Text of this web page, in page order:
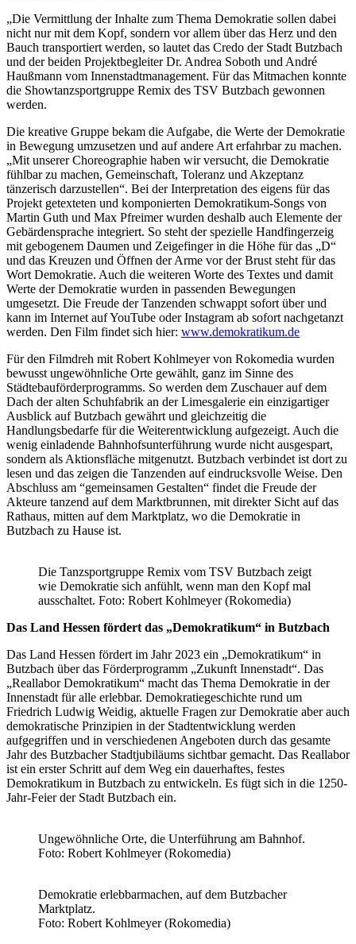
„Die Vermittlung der Inhalte zum Thema Demokratie sollen dabei
nicht nur mit dem Kopf, sondern vor allem über das Herz und den
Bauch transportiert werden, so lautet das Credo der Stadt Butzbach
und der beiden Projektbegleiter Dr. Andrea Soboth und André
Haußmann vom Innenstadtmanagement. Für das Mitmachen konnte
die Showtanzsportgruppe Remix des TSV Butzbach gewonnen
werden.
Die kreative Gruppe bekam die Aufgabe, die Werte der Demokratie
in Bewegung umzusetzen und auf andere Art erfahrbar zu machen.
„Mit unserer Choreographie haben wir versucht, die Demokratie
fühlbar zu machen, Gemeinschaft, Toleranz und Akzeptanz
tänzerisch darzustellen“. Bei der Interpretation des eigens für das
Projekt getexteten und komponierten Demokratikum-Songs von
Martin Guth und Max Pfreimer wurden deshalb auch Elemente der
Gebärdensprache integriert. So steht der spezielle Handfingerzeig
mit gebogenem Daumen und Zeigefinger in die Höhe für das „D“
und das Kreuzen und Öffnen der Arme vor der Brust steht für das
Wort Demokratie. Auch die weiteren Worte des Textes und damit
Werte der Demokratie wurden in passenden Bewegungen
umgesetzt. Die Freude der Tanzenden schwappt sofort über und
kann im Internet auf YouTube oder Instagram ab sofort nachgetanzt
werden. Den Film findet sich hier: www.demokratikum.de
Für den Filmdreh mit Robert Kohlmeyer von Rokomedia wurden
bewusst ungewöhnliche Orte gewählt, ganz im Sinne des
Städtebauförderprogramms. So werden dem Zuschauer auf dem
Dach der alten Schuhfabrik an der Limesgalerie ein einzigartiger
Ausblick auf Butzbach gewährt und gleichzeitig die
Handlungsbedarfe für die Weiterentwicklung aufgezeigt. Auch die
wenig einladende Bahnhofsunterführung wurde nicht ausgespart,
sondern als Aktionsfläche mitgenutzt. Butzbach verbindet ist dort zu
lesen und das zeigen die Tanzenden auf eindrucksvolle Weise. Den
Abschluss am “gemeinsamen Gestalten“ findet die Freude der
Akteure tanzend auf dem Marktbrunnen, mit direkter Sicht auf das
Rathaus, mitten auf dem Marktplatz, wo die Demokratie in
Butzbach zu Hause ist.
Die Tanzsportgruppe Remix vom TSV Butzbach zeigt
wie Demokratie sich anfühlt, wenn man den Kopf mal
ausschaltet. Foto: Robert Kohlmeyer (Rokomedia)
Das Land Hessen fördert das „Demokratikum“ in Butzbach
Das Land Hessen fördert im Jahr 2023 ein „Demokratikum“ in
Butzbach über das Förderprogramm „Zukunft Innenstadt“. Das
„Reallabor Demokratikum“ macht das Thema Demokratie in der
Innenstadt für alle erlebbar. Demokratiegeschichte rund um
Friedrich Ludwig Weidig, aktuelle Fragen zur Demokratie aber auch
demokratische Prinzipien in der Stadtentwicklung werden
aufgegriffen und in verschiedenen Angeboten durch das gesamte
Jahr des Butzbacher Stadtjubiläums sichtbar gemacht. Das Reallabor
ist ein erster Schritt auf dem Weg ein dauerhaftes, festes
Demokratikum in Butzbach zu entwickeln. Es fügt sich in die 1250-
Jahr-Feier der Stadt Butzbach ein.
Ungewöhnliche Orte, die Unterführung am Bahnhof.
Foto: Robert Kohlmeyer (Rokomedia)
Demokratie erlebbarmachen, auf dem Butzbacher
Marktplatz.
Foto: Robert Kohlmeyer (Rokomedia)